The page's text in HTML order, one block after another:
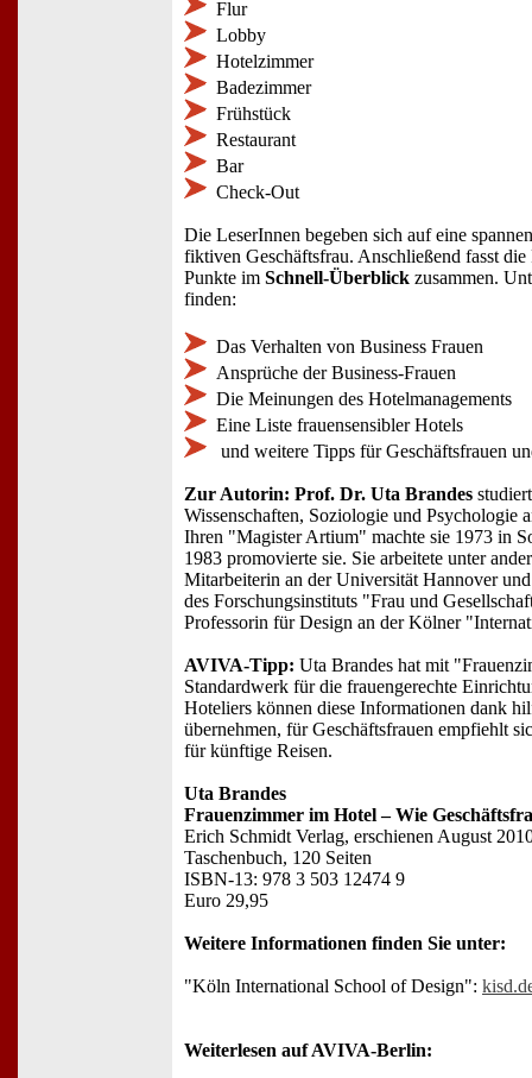
Flur
Lobby
Hotelzimmer
Badezimmer
Frühstück
Restaurant
Bar
Check-Out
Die LeserInnen begeben sich auf eine
fiktiven Geschäftsfrau. Anschließend fasst
Punkte im Schnell-Überblick zusammen.
finden:
Das Verhalten von Business Frauen
Ansprüche der Business-Frauen
Die Meinungen des Hotelmanagements
Eine Liste frauensensibler Hotels
und weitere Tipps für Geschäftsfrauen
Zur Autorin: Prof. Dr. Uta Brandes
Wissenschaften, Soziologie und Psychologie
Ihren "Magister Artium" machte sie 1973 in
1983 promovierte sie. Sie arbeitete unter
Mitarbeiterin an der Universität Hannover
des Forschungsinstituts "Frau und
Professorin für Design an der Kölner
AVIVA-Tipp: Uta Brandes hat mit
Standardwerk für die frauengerechte
Hoteliers können diese Informationen dank
übernehmen, für Geschäftsfrauen empfiehlt
für künftige Reisen.
Uta Brandes
Frauenzimmer im Hotel – Wie
Erich Schmidt Verlag, erschienen August
Taschenbuch, 120 Seiten
ISBN-13: 978 3 503 12474 9
Euro 29,95
Weitere Informationen finden Sie unter:
"Köln International School of Design":
Weiterlesen auf AVIVA-Berlin: